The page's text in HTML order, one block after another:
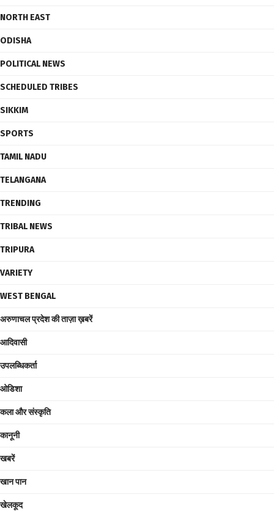
NORTH EAST
ODISHA
POLITICAL NEWS
SCHEDULED TRIBES
SIKKIM
SPORTS
TAMIL NADU
TELANGANA
TRENDING
TRIBAL NEWS
TRIPURA
VARIETY
WEST BENGAL
अरुणाचल प्रदेश की ताज़ा ख़बरें
आदिवासी
उपलब्धिकर्ता
ओडिशा
कला और संस्कृति
कानूनी
खबरें
खान पान
खेलकूद